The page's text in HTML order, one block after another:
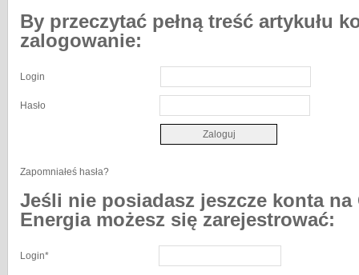
By przeczytać pełną treść artykułu
zalogowanie:
Login
Hasło
Zapomniałeś hasła?
Jeśli nie posiadasz jeszcze konta na
Energia możesz się zarejestrować:
Login*